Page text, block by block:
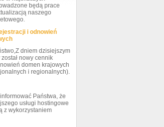
będą prace
naszego
i odnowień
dniem dzisiejszym
nowy cennik
domen krajowych
i regionalnych).
Państwa, że
usługi hostingowe
z wykorzystaniem
podstawowe
Opis pakietu
40,00 zł
(32,52 zł)
200,00 zł
(162,60 zł)
Wycofane z oferty